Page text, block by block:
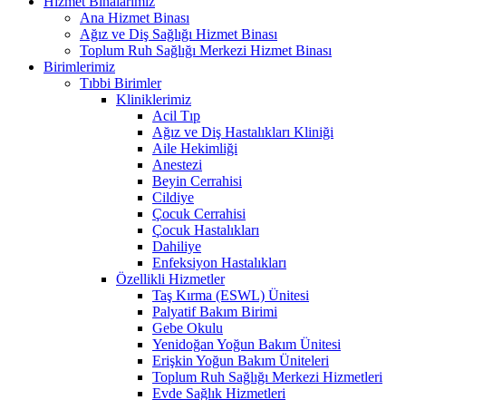
Ana Hizmet Binası
Ağız ve Diş Sağlığı Hizmet Binası
Toplum Ruh Sağlığı Merkezi Hizmet Binası
Birimlerimiz
Tıbbi Birimler
Kliniklerimiz
Acil Tıp
Ağız ve Diş Hastalıkları Kliniği
Aile Hekimliği
Anestezi
Beyin Cerrahisi
Cildiye
Çocuk Cerrahisi
Çocuk Hastalıkları
Dahiliye
Enfeksiyon Hastalıkları
Özellikli Hizmetler
Taş Kırma (ESWL) Ünitesi
Palyatif Bakım Birimi
Gebe Okulu
Yenidoğan Yoğun Bakım Ünitesi
Erişkin Yoğun Bakım Üniteleri
Toplum Ruh Sağlığı Merkezi Hizmetleri
Evde Sağlık Hizmetleri